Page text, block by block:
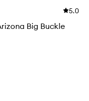
5.0
Big Buckle